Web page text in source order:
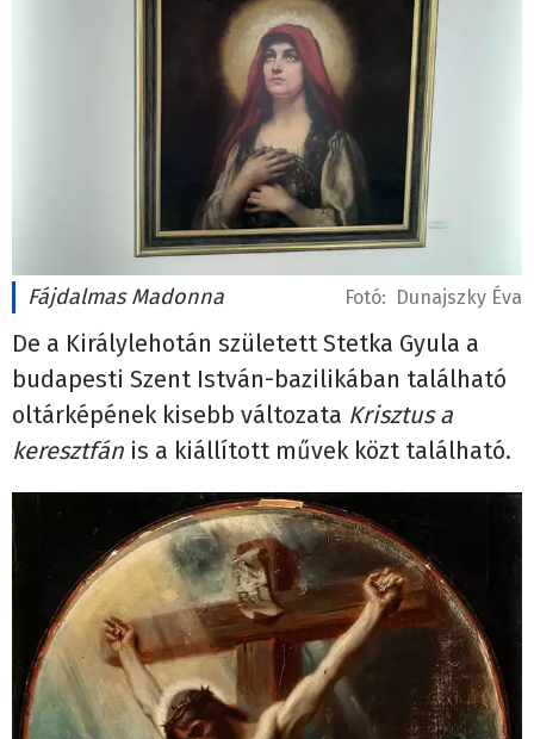
Fájdalmas Madonna Fotó: Dunajszky Éva
De a Királylehotán született Stetka Gyula a
budapesti Szent István-bazilikában található
oltárképének kisebb változata Krisztus a
keresztfán is a kiállított művek közt található.